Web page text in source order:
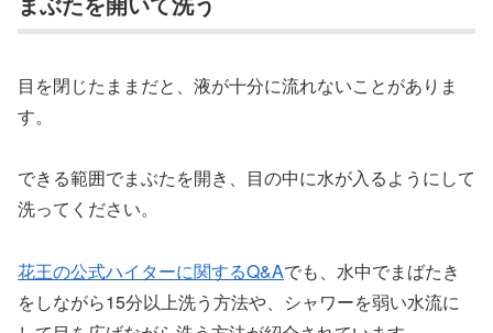
目を閉じたままだと、液が十分に流れないことがありま
す。
できる範囲でまぶたを開き、目の中に水が入るようにして
洗ってください。
花王の公式ハイターに関するQ&Aでも、水中でまばたき
をしながら15分以上洗う方法や、シャワーを弱い水流に